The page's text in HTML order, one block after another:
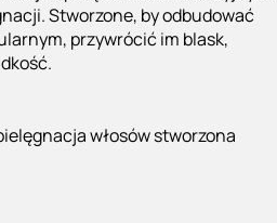
Stworzone, by odbudować
przywrócić im blask,
włosów stworzona